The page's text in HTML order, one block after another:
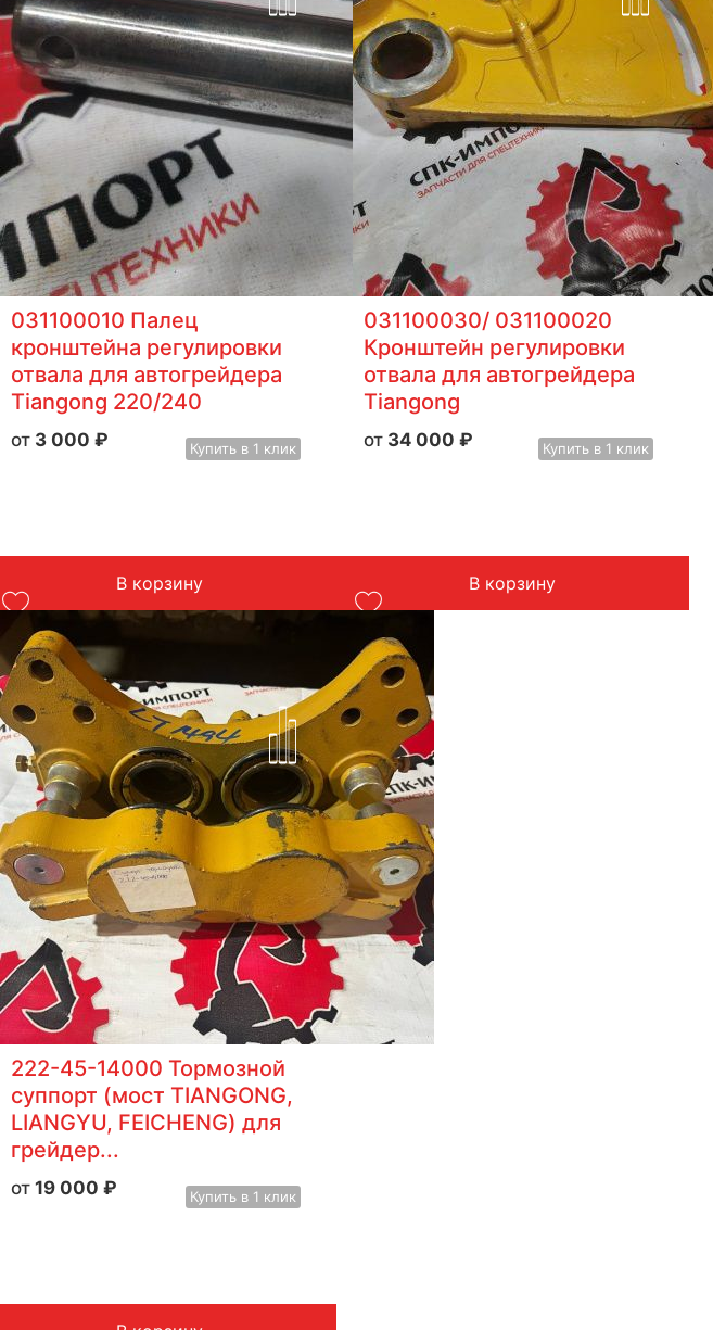
031100010 Палец
кронштейна регулировки
отвала для автогрейдера
Tiangong 220/240
3 000 ₽ Купить в 1 клик
В корзину
031100030/ 031100020
Кронштейн регулировки
отвала для автогрейдера
Tiangong
34 000 ₽ Купить в 1 клик
В корзину
222-45-14000 Тормозной
суппорт (мост TIANGONG,
LIANGYU, FEICHENG) для
грейдер...
19 000 ₽ Купить в 1 клик